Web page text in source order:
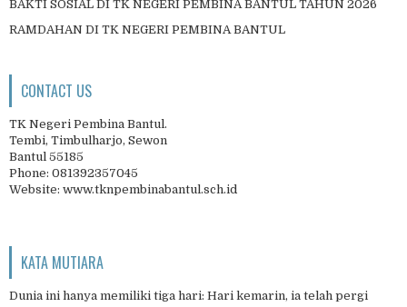
BAKTI SOSIAL DI TK NEGERI PEMBINA BANTUL TAHUN 2026
RAMDAHAN DI TK NEGERI PEMBINA BANTUL
CONTACT US
TK Negeri Pembina Bantul.
Tembi, Timbulharjo, Sewon
Bantul 55185
Phone: 081392357045
Website: www.tknpembinabantul.sch.id
KATA MUTIARA
Dunia ini hanya memiliki tiga hari: Hari kemarin, ia telah pergi